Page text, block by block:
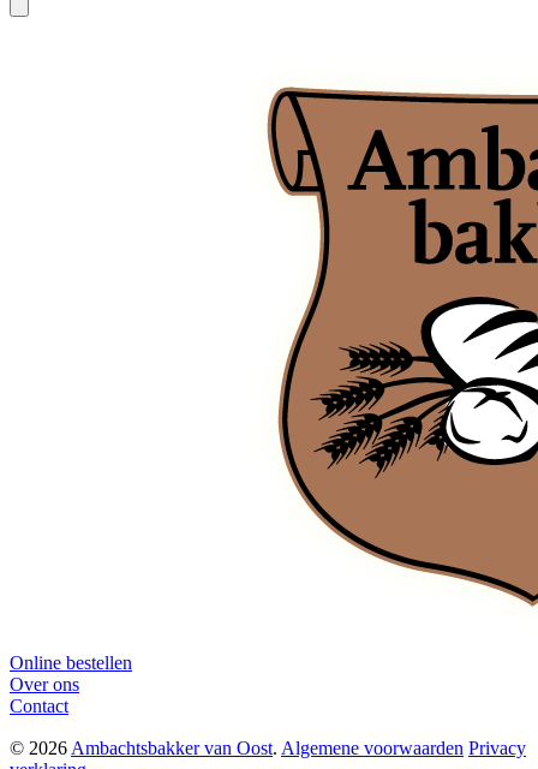
Online bestellen
Over ons
Contact
© 2026Ambachtsbakker van Oost. Algemene voorwaarden Privacy